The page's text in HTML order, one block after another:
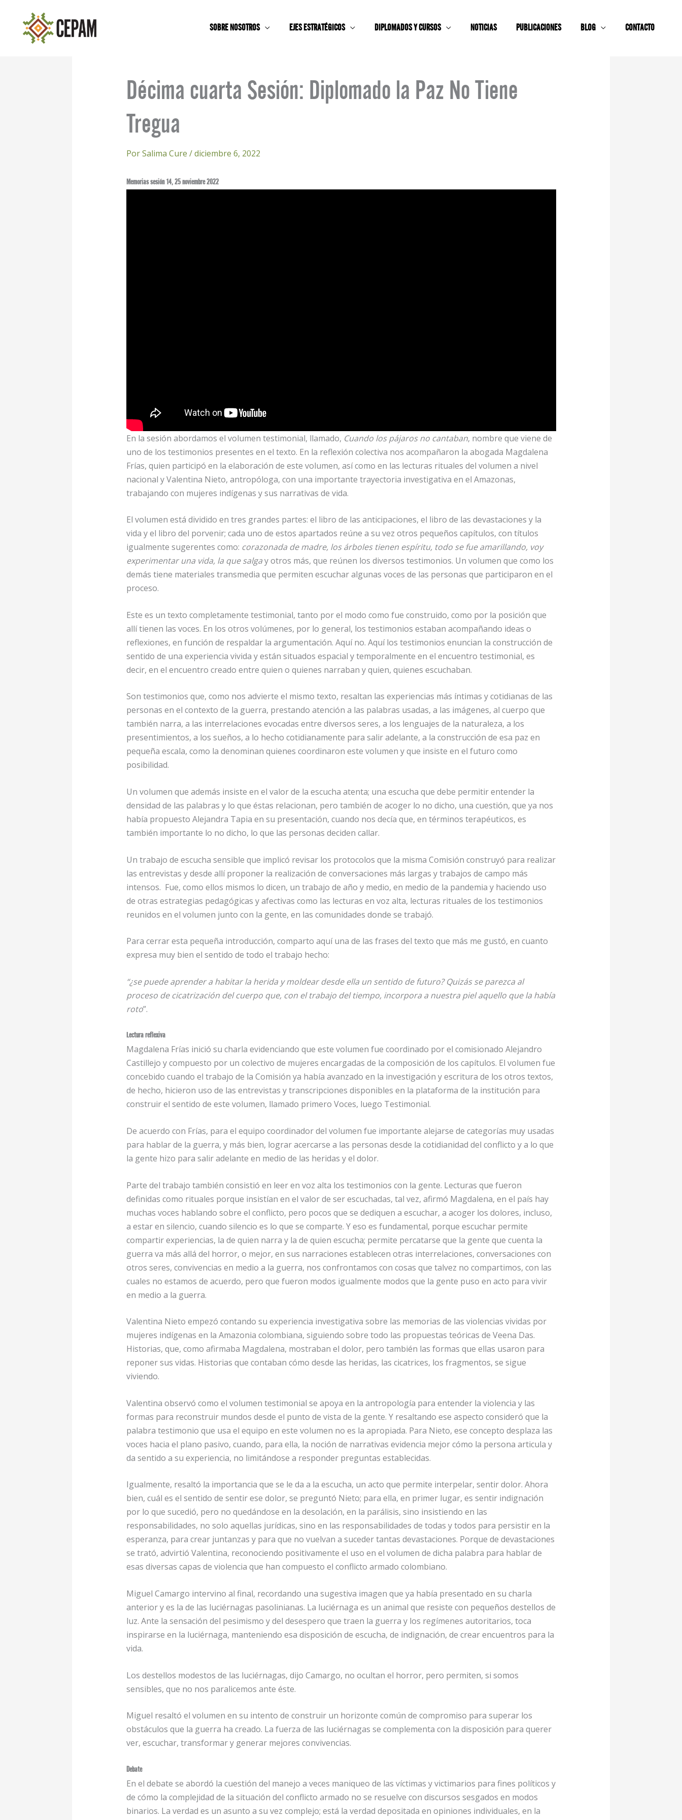
contenido
SOBRE NOSOTROS EJES ESTRATÉGICOS DIPLOMADOS Y CURSOS NOTICIAS PUBLICACIONES BLOG CONTACTO
Décima cuarta Sesión: Diplomado la Paz No Tiene
Tregua
PorSalima Cure /diciembre 6, 2022
Memorias sesión 14, 25 noviembre 2022
En la sesión abordamos el volumen testimonial, llamado, Cuando los pájaros no cantaban, nombre que viene de
uno de los testimonios presentes en el texto. En la reflexión colectiva nos acompañaron la abogada Magdalena
Frías, quien participó en la elaboración de este volumen, así como en las lecturas rituales del volumen a nivel
nacional y Valentina Nieto, antropóloga, con una importante trayectoria investigativa en el Amazonas,
trabajando con mujeres indígenas y sus narrativas de vida.
El volumen está dividido en tres grandes partes: el libro de las anticipaciones, el libro de las devastaciones y la
vida y el libro del porvenir; cada uno de estos apartados reúne a su vez otros pequeños capítulos, con títulos
igualmente sugerentes como: corazonada de madre, los árboles tienen espíritu, todo se fue amarillando, voy
experimentar una vida, la que salgay otros más, que reúnen los diversos testimonios. Un volumen que como los
demás tiene materiales transmedia que permiten escuchar algunas voces de las personas que participaron en el
proceso.
Este es un texto completamente testimonial, tanto por el modo como fue construido, como por la posición que
allí tienen las voces. En los otros volúmenes, por lo general, los testimonios estaban acompañando ideas o
reflexiones, en función de respaldar la argumentación. Aquí no. Aquí los testimonios enuncian la construcción de
sentido de una experiencia vivida y están situados espacial y temporalmente en el encuentro testimonial, es
decir, en el encuentro creado entre quien o quienes narraban y quien, quienes escuchaban.
Son testimonios que, como nos advierte el mismo texto, resaltan las experiencias más íntimas y cotidianas de las
personas en el contexto de la guerra, prestando atención a las palabras usadas, a las imágenes, al cuerpo que
también narra, a las interrelaciones evocadas entre diversos seres, a los lenguajes de la naturaleza, a los
presentimientos, a los sueños, a lo hecho cotidianamente para salir adelante, a la construcción de esa paz en
pequeña escala, como la denominan quienes coordinaron este volumen y que insiste en el futuro como
posibilidad.
Un volumen que además insiste en el valor de la escucha atenta; una escucha que debe permitir entender la
densidad de las palabras y lo que éstas relacionan, pero también de acoger lo no dicho, una cuestión, que ya nos
había propuesto Alejandra Tapia en su presentación, cuando nos decía que, en términos terapéuticos, es
también importante lo no dicho, lo que las personas deciden callar.
Un trabajo de escucha sensible que implicó revisar los protocolos que la misma Comisión construyó para realizar
las entrevistas y desde allí proponer la realización de conversaciones más largas y trabajos de campo más
intensos. Fue, como ellos mismos lo dicen, un trabajo de año y medio, en medio de la pandemia y haciendo uso
de otras estrategias pedagógicas y afectivas como las lecturas en voz alta, lecturas rituales de los testimonios
reunidos en el volumen junto con la gente, en las comunidades donde se trabajó.
Para cerrar esta pequeña introducción, comparto aquí una de las frases del texto que más me gustó, en cuanto
expresa muy bien el sentido de todo el trabajo hecho:
“¿se puede aprender a habitar la herida y moldear desde ella un sentido de futuro? Quizás se parezca al
proceso de cicatrización del cuerpo que, con el trabajo del tiempo, incorpora a nuestra piel aquello que la había
roto”.
Lectura reflexiva
Magdalena Frías inició su charla evidenciando que este volumen fue coordinado por el comisionado Alejandro
Castillejo y compuesto por un colectivo de mujeres encargadas de la composición de los capítulos. El volumen fue
concebido cuando el trabajo de la Comisión ya había avanzado en la investigación y escritura de los otros textos,
de hecho, hicieron uso de las entrevistas y transcripciones disponibles en la plataforma de la institución para
construir el sentido de este volumen, llamado primero Voces, luego Testimonial.
De acuerdo con Frías, para el equipo coordinador del volumen fue importante alejarse de categorías muy usadas
para hablar de la guerra, y más bien, lograr acercarse a las personas desde la cotidianidad del conflicto y a lo que
la gente hizo para salir adelante en medio de las heridas y el dolor.
Parte del trabajo también consistió en leer en voz alta los testimonios con la gente. Lecturas que fueron
definidas como rituales porque insistían en el valor de ser escuchadas, tal vez, afirmó Magdalena, en el país hay
muchas voces hablando sobre el conflicto, pero pocos que se dediquen a escuchar, a acoger los dolores, incluso,
a estar en silencio, cuando silencio es lo que se comparte. Y eso es fundamental, porque escuchar permite
compartir experiencias, la de quien narra y la de quien escucha; permite percatarse que la gente que cuenta la
guerra va más allá del horror, o mejor, en sus narraciones establecen otras interrelaciones, conversaciones con
otros seres, convivencias en medio a la guerra, nos confrontamos con cosas que talvez no compartimos, con las
cuales no estamos de acuerdo, pero que fueron modos igualmente modos que la gente puso en acto para vivir
en medio a la guerra.
Valentina Nieto empezó contando su experiencia investigativa sobre las memorias de las violencias vividas por
mujeres indígenas en la Amazonia colombiana, siguiendo sobre todo las propuestas teóricas de Veena Das.
Historias, que, como afirmaba Magdalena, mostraban el dolor, pero también las formas que ellas usaron para
reponer sus vidas. Historias que contaban cómo desde las heridas, las cicatrices, los fragmentos, se sigue
viviendo.
Valentina observó como el volumen testimonial se apoya en la antropología para entender la violencia y las
formas para reconstruir mundos desde el punto de vista de la gente. Y resaltando ese aspecto consideró que la
palabra testimonio que usa el equipo en este volumen no es la apropiada. Para Nieto, ese concepto desplaza las
voces hacia el plano pasivo, cuando, para ella, la noción de narrativas evidencia mejor cómo la persona articula y
da sentido a su experiencia, no limitándose a responder preguntas establecidas.
Igualmente, resaltó la importancia que se le da a la escucha, un acto que permite interpelar, sentir dolor. Ahora
bien, cuál es el sentido de sentir ese dolor, se preguntó Nieto; para ella, en primer lugar, es sentir indignación
por lo que sucedió, pero no quedándose en la desolación, en la parálisis, sino insistiendo en las
responsabilidades, no solo aquellas jurídicas, sino en las responsabilidades de todas y todos para persistir en la
esperanza, para crear juntanzas y para que no vuelvan a suceder tantas devastaciones. Porque de devastaciones
se trató, advirtió Valentina, reconociendo positivamente el uso en el volumen de dicha palabra para hablar de
esas diversas capas de violencia que han compuesto el conflicto armado colombiano.
Miguel Camargo intervino al final, recordando una sugestiva imagen que ya había presentado en su charla
anterior y es la de las luciérnagas pasolinianas. La luciérnaga es un animal que resiste con pequeños destellos de
luz. Ante la sensación del pesimismo y del desespero que traen la guerra y los regímenes autoritarios, toca
inspirarse en la luciérnaga, manteniendo esa disposición de escucha, de indignación, de crear encuentros para la
vida.
Los destellos modestos de las luciérnagas, dijo Camargo, no ocultan el horror, pero permiten, si somos
sensibles, que no nos paralicemos ante éste.
Miguel resaltó el volumen en su intento de construir un horizonte común de compromiso para superar los
obstáculos que la guerra ha creado. La fuerza de las luciérnagas se complementa con la disposición para querer
ver, escuchar, transformar y generar mejores convivencias.
Debate
En el debate se abordó la cuestión del manejo a veces maniqueo de las víctimas y victimarios para fines políticos y
de cómo la complejidad de la situación del conflicto armado no se resuelve con discursos sesgados en modos
binarios. La verdad es un asunto a su vez complejo; está la verdad depositada en opiniones individuales, en la